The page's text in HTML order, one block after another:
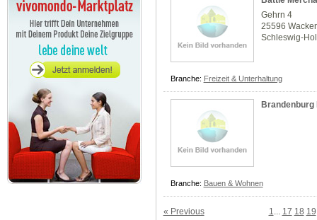
Gehrn 4
25596
Schleswig-
Branche: Freizeit & Unterhaltung
Branche: Bauen & Wohnen
« Previous 1 17 18 19